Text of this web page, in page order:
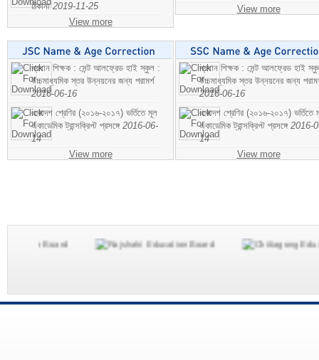
ঠিকানা2019-11-25
View more
View more
প্রধান শিক্ষক : সেন্ট আলফ্রেড হাই স্কুল :
উচ্চমাধ্যমিক স্তর উন্নয়নের জন্য পরামর্শ
2016-06-16
একাদশ শ্রেণির (২০১৬-২০১৭) ভর্তিতে মূল
একাডেমিক ট্রান্সক্রিপ্ট প্রসঙ্গে 2016-06-
14
View more
প্রধান শিক্ষক : সেন্ট আলফ্রেড হাই
উচ্চমাধ্যমিক স্তর উন্নয়নের জন্য
2016-06-16
একাদশ শ্রেণির (২০১৬-২০১৭) ভর্তিতে
একাডেমিক ট্রান্সক্রিপ্ট প্রসঙ্গে 2016-
14
View more